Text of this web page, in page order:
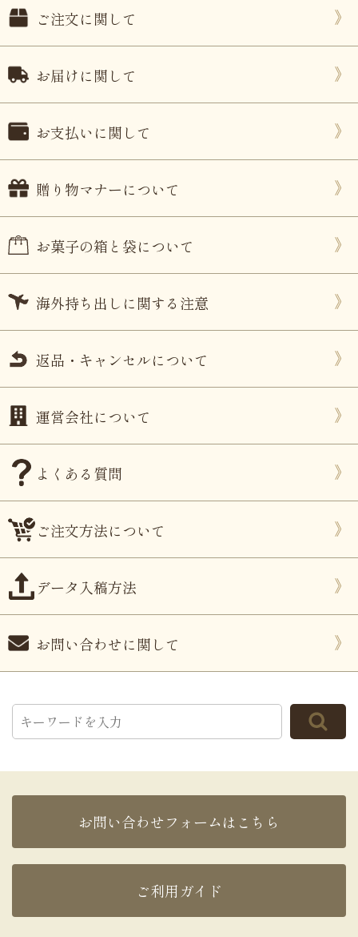
ご注文に関して
お届けに関して
お支払いに関して
贈り物マナーについて
お菓子の箱と袋について
海外持ち出しに関する注意
返品・キャンセルについて
運営会社について
よくある質問
ご注文方法について
データ入稿方法
お問い合わせに関して
お問い合わせフォームはこちら
ご利用ガイド